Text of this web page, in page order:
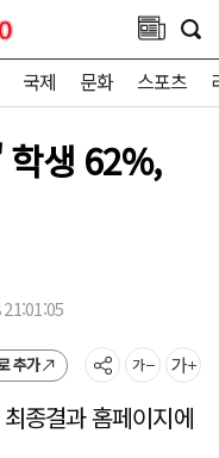
국제 문화 스포츠
학생 62%,
추가
종결과 홈페이지에